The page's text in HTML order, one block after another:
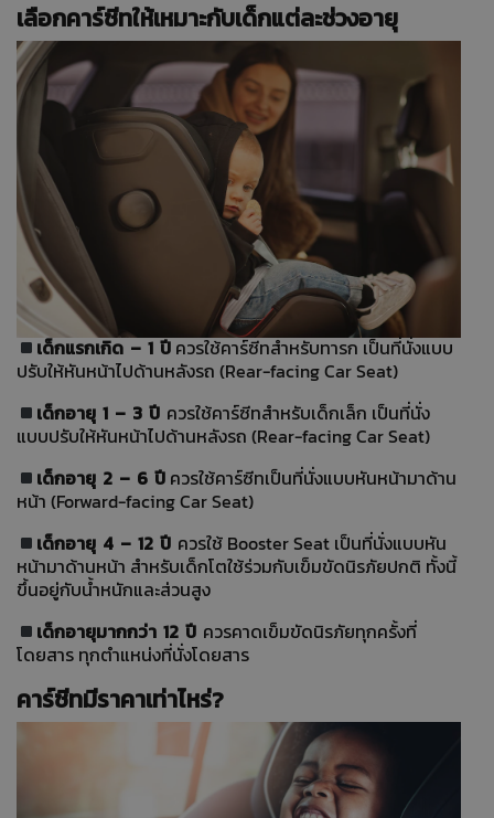
เลือกคาร์ซีทให้เหมาะกับเด็กแต่ละช่วงอายุ
เด็กแรกเกิด – 1 ปี ควรใช้คาร์ซีทสำหรับทารก เป็นที่นั่งแบบ
ปรับให้หันหน้าไปด้านหลังรถ (Rear-facing Car Seat)
เด็กอายุ 1 – 3 ปี ควรใช้คาร์ซีทสำหรับเด็กเล็ก เป็นที่นั่ง
แบบปรับให้หันหน้าไปด้านหลังรถ (Rear-facing Car Seat)
เด็กอายุ 2 – 6 ปี ควรใช้คาร์ซีทเป็นที่นั่งแบบหันหน้ามาด้าน
หน้า (Forward-facing Car Seat)
เด็กอายุ 4 – 12 ปี ควรใช้ Booster Seat เป็นที่นั่งแบบหัน
หน้ามาด้านหน้า สำหรับเด็กโตใช้ร่วมกับเข็มขัดนิรภัยปกติ ทั้งนี้
ขึ้นอยู่กับน้ำหนักและส่วนสูง
เด็กอายุมากกว่า 12 ปี ควรคาดเข็มขัดนิรภัยทุกครั้งที่
โดยสาร ทุกตำแหน่งที่นั่งโดยสาร
คาร์ซีทมีราคาเท่าไหร่?